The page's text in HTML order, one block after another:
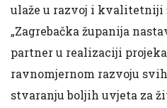
ulaže u razvoj i
„Zagrebačka županija
partner u realizaciji
ravnomjernom razvoju
stvaranju boljih uvjeta za